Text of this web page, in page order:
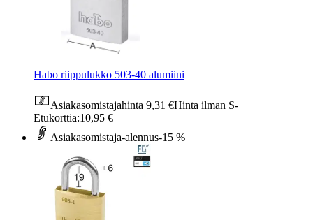
Habo riippulukko 503-40 alumiini
Asiakasomistajahinta 9,31 €Hinta ilman S-
Etukorttia:10,95 €
Asiakasomistaja-alennus-15 %